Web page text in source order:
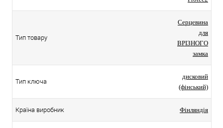
Тип товару
Серцевина
для
ВРІЗНОГО
замка
Тип ключа
дисковий
(фінський)
Країна виробник Фінляндія